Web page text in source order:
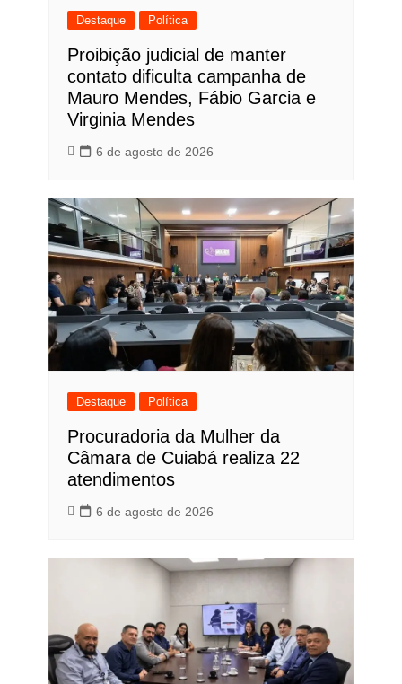
Destaque Política
Proibição judicial de manter
contato dificulta campanha de
Mauro Mendes, Fábio Garcia e
Virginia Mendes
6 de agosto de 2026
Destaque Política
Procuradoria da Mulher da
Câmara de Cuiabá realiza 22
atendimentos
6 de agosto de 2026